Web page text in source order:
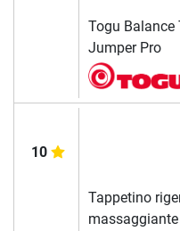
Togu Balance
Jumper Pro
10
Tappetino